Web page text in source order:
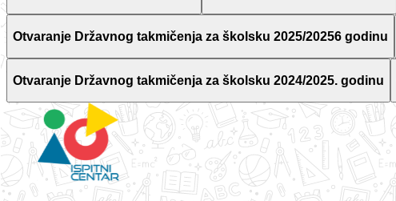
Otvaranje Državnog takmičenja za školsku 2025/20256 godinu
Otvaranje Državnog takmičenja za školsku 2024/2025. godinu